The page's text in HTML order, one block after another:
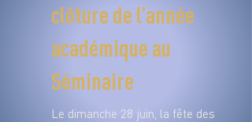
clôture de l’année
académique au
Séminaire
Le dimanche 28 juin, la fête des